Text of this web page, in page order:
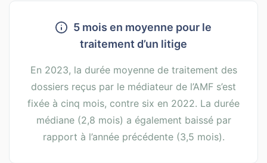
5 mois en moyenne pour le
traitement d’un litige
En 2023, la durée moyenne de traitement des
dossiers reçus par le médiateur de l’AMF s’est
fixée à cinq mois, contre six en 2022. La durée
médiane (2,8 mois) a également baissé par
rapport à l’année précédente (3,5 mois).